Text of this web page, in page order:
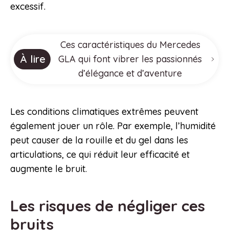
excessif.
À lire
Ces caractéristiques du Mercedes
GLA qui font vibrer les passionnés
d’élégance et d’aventure
Les conditions climatiques extrêmes peuvent
également jouer un rôle. Par exemple, l’humidité
peut causer de la rouille et du gel dans les
articulations, ce qui réduit leur efficacité et
augmente le bruit.
Les risques de négliger ces
bruits